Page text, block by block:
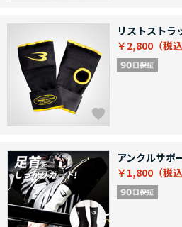
リストストラ
￥2,800
アンクルサポ
￥1,800